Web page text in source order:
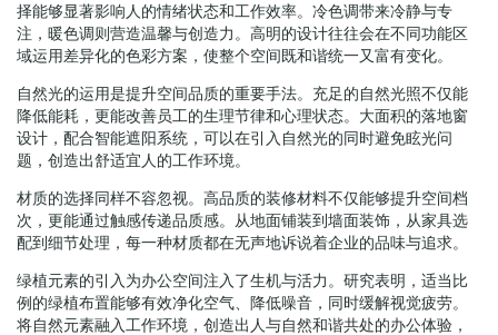
择能够显著影响人的情绪状态和工作效率。冷色调带来冷静与专
注，暖色调则营造温馨与创造力。高明的设计往往会在不同功能区
域运用差异化的色彩方案，使整个空间既和谐统一又富有变化。
自然光的运用是提升空间品质的重要手法。充足的自然光照不仅能
降低能耗，更能改善员工的生理节律和心理状态。大面积的落地窗
设计，配合智能遮阳系统，可以在引入自然光的同时避免眩光问
题，创造出舒适宜人的工作环境。
材质的选择同样不容忽视。高品质的装修材料不仅能够提升空间档
次，更能通过触感传递品质感。从地面铺装到墙面装饰，从家具选
配到细节处理，每一种材质都在无声地诉说着企业的品味与追求。
绿植元素的引入为办公空间注入了生机与活力。研究表明，适当比
例的绿植布置能够有效净化空气、降低噪音，同时缓解视觉疲劳。
将自然元素融入工作环境，创造出人与自然和谐共处的办公体验，